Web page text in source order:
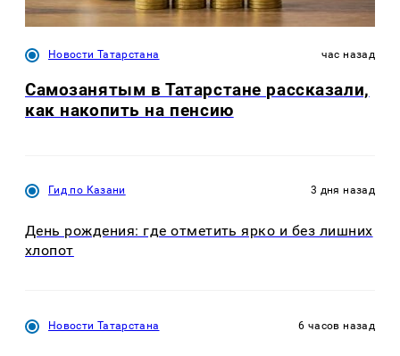
Новости Татарстана час назад
Самозанятым в Татарстане рассказали,
как накопить на пенсию
Гид по Казани 3 дня назад
День рождения: где отметить ярко и без лишних
хлопот
Новости Татарстана 6 часов назад